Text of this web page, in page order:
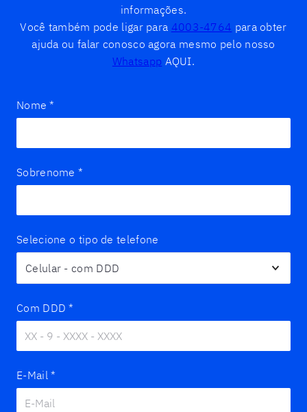
informações.
Você também pode ligar para 4003-4764 para obter
ajuda ou falar conosco agora mesmo pelo nosso
Whatsapp AQUI.
Nome *
Sobrenome *
Selecione o tipo de telefone
Com DDD *
E-Mail *